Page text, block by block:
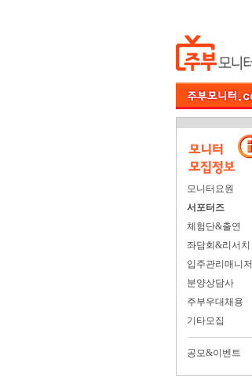
모니터요원
서포터즈
체험단&출연
좌담회&리서치
입주관리매니저
분양상담사
주부우대채용
기타모집
공모&이벤트